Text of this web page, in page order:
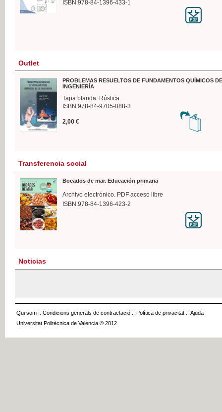
ISBN:978-84-1396-433-1
Outlet
PROBLEMAS RESUELTOS DE FUNDAMENTOS QUÍMICOS
INGENIERÍA
Tapa blanda. Rústica
ISBN:978-84-9705-088-3
2,00 €
Transferencia social
Bocados de mar. Educación primaria
Archivo electrónico. PDF acceso libre
ISBN:978-84-1396-423-2
Noticias
Qui som :: Condicions generals de contractació :: Política de privacitat :: Ajuda
Universitat Politècnica de València © 2012